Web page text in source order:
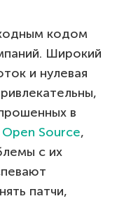
кодом
Широкий
и нулевая
в
Source,
с их
патчи,